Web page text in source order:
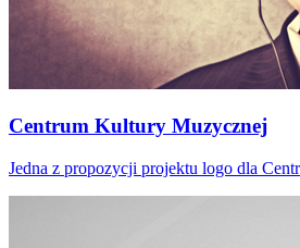
Centrum Kultury Muzycznej
Jedna z propozycji projektu logo dla